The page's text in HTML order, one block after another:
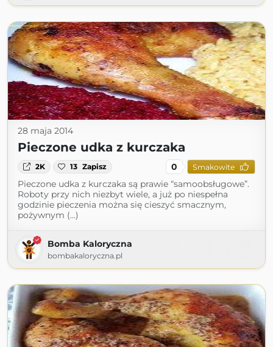
28 maja 2014
Pieczone udka z kurczaka
2K 13 Zapisz 0 Smakowite
Pieczone udka z kurczaka są prawie “samoobsługowe”.
Roboty przy nich niezbyt wiele, a już po niespełna
godzinie pieczenia można się cieszyć smacznym,
pożywnym (...)
Bomba Kaloryczna
bombakaloryczna.pl